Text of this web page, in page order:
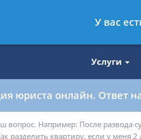
8 812 509-27-47
Услуги
юриста онлайн. Ответ
У вас